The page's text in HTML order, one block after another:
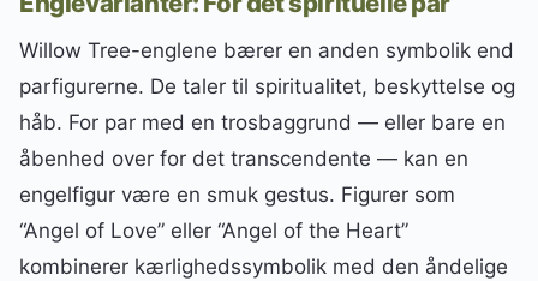
Willow Tree-englene bærer en anden symbolik end
parfigurerne. De taler til spiritualitet, beskyttelse og
håb. For par med en trosbaggrund — eller bare en
åbenhed over for det transcendente — kan en
engelfigur være en smuk gestus. Figurer som
“Angel of Love” eller “Angel of the Heart”
kombinerer kærlighedssymbolik med den åndelige